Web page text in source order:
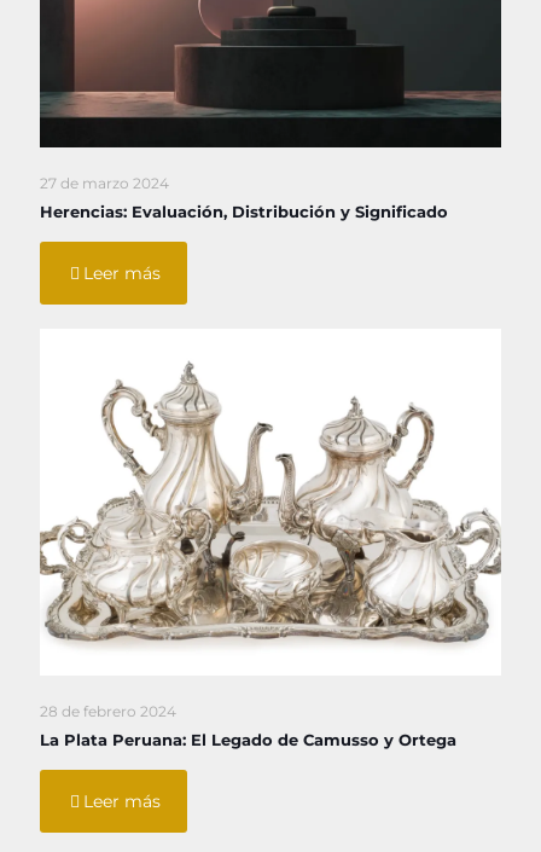
27 de marzo 2024
Herencias: Evaluación, Distribución y Significado
Leer más
28 de febrero 2024
La Plata Peruana: El Legado de Camusso y Ortega
Leer más